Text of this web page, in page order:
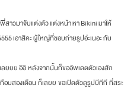
าวมาจับแต่งตัว แต่งหน้า หา Bikini มาให้
เอาสิคะ ผู้ใหญ่ที่ชอบถ่ายรูปอ่ะเนอะ กับ
ลยยย อิอิ หลังจากนั้นก็ขออัพเดตตัวเองสัก
กือบสองเดือน ก็เลยย ขอเปิดตัวดูรูปบีทีกี ที่สระ